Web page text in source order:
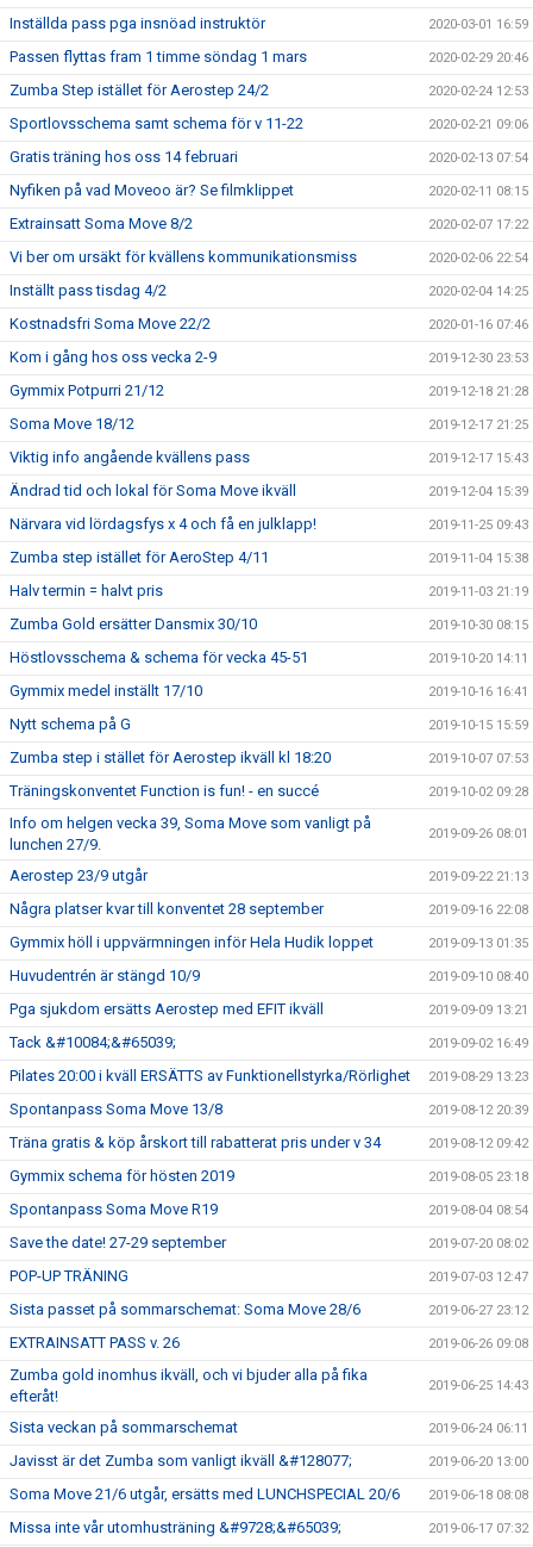
Inställda pass pga insnöad instruktör 2020-03-01 16:59
Passen flyttas fram 1 timme söndag 1 mars 2020-02-29 20:46
Zumba Step istället för Aerostep 24/2 2020-02-24 12:53
Sportlovsschema samt schema för v 11-22 2020-02-21 09:06
Gratis träning hos oss 14 februari 2020-02-13 07:54
Nyfiken på vad Moveoo är? Se filmklippet 2020-02-11 08:15
Extrainsatt Soma Move 8/2 2020-02-07 17:22
Vi ber om ursäkt för kvällens kommunikationsmiss 2020-02-06 22:54
Inställt pass tisdag 4/2 2020-02-04 14:25
Kostnadsfri Soma Move 22/2 2020-01-16 07:46
Kom i gång hos oss vecka 2-9 2019-12-30 23:53
Gymmix Potpurri 21/12 2019-12-18 21:28
Soma Move 18/12 2019-12-17 21:25
Viktig info angående kvällens pass 2019-12-17 15:43
Ändrad tid och lokal för Soma Move ikväll 2019-12-04 15:39
Närvara vid lördagsfys x 4 och få en julklapp! 2019-11-25 09:43
Zumba step istället för AeroStep 4/11 2019-11-04 15:38
Halv termin = halvt pris 2019-11-03 21:19
Zumba Gold ersätter Dansmix 30/10 2019-10-30 08:15
Höstlovsschema & schema för vecka 45-51 2019-10-20 14:11
Gymmix medel inställt 17/10 2019-10-16 16:41
Nytt schema på G 2019-10-15 15:59
Zumba step i stället för Aerostep ikväll kl 18:20 2019-10-07 07:53
Träningskonventet Function is fun! - en succé 2019-10-02 09:28
Info om helgen vecka 39, Soma Move som vanligt på
lunchen 27/9.
2019-09-26 08:01
Aerostep 23/9 utgår 2019-09-22 21:13
Några platser kvar till konventet 28 september 2019-09-16 22:08
Gymmix höll i uppvärmningen inför Hela Hudik loppet 2019-09-13 01:35
Huvudentrén är stängd 10/9 2019-09-10 08:40
Pga sjukdom ersätts Aerostep med EFIT ikväll 2019-09-09 13:21
Tack &#10084;&#65039; 2019-09-02 16:49
Pilates 20:00 i kväll ERSÄTTS av Funktionellstyrka/Rörlighet 2019-08-29 13:23
Spontanpass Soma Move 13/8 2019-08-12 20:39
Träna gratis & köp årskort till rabatterat pris under v 34 2019-08-12 09:42
Gymmix schema för hösten 2019 2019-08-05 23:18
Spontanpass Soma Move R19 2019-08-04 08:54
Save the date! 27-29 september 2019-07-20 08:02
POP-UP TRÄNING 2019-07-03 12:47
Sista passet på sommarschemat: Soma Move 28/6 2019-06-27 23:12
EXTRAINSATT PASS v. 26 2019-06-26 09:08
Zumba gold inomhus ikväll, och vi bjuder alla på fika
efteråt!
2019-06-25 14:43
Sista veckan på sommarschemat 2019-06-24 06:11
Javisst är det Zumba som vanligt ikväll &#128077; 2019-06-20 13:00
Soma Move 21/6 utgår, ersätts med LUNCHSPECIAL 20/6 2019-06-18 08:08
Missa inte vår utomhusträning &#9728;&#65039; 2019-06-17 07:32